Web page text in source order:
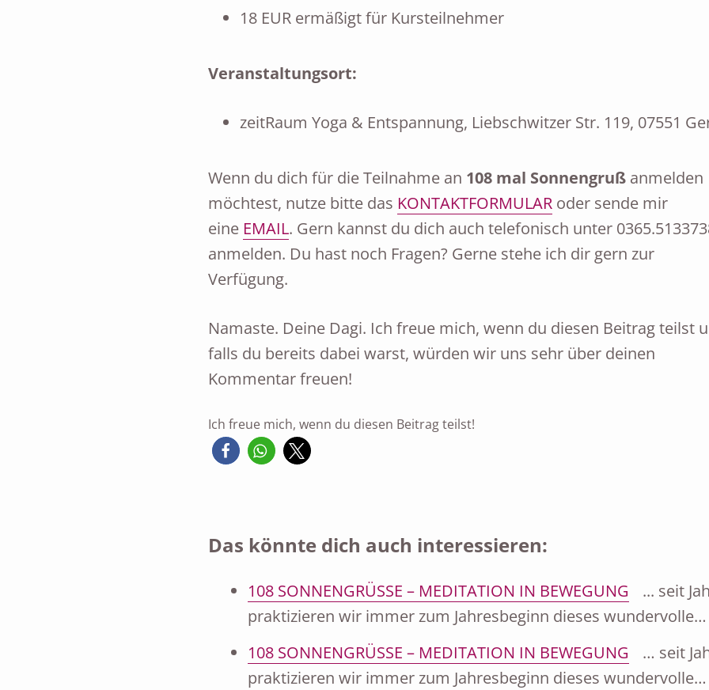
18 EUR ermäßigt für Kursteilnehmer
Veranstaltungsort:
zeitRaum Yoga & Entspannung, Liebschwitzer Str. 119, 07551
Wenn du dich für die Teilnahme an 108 mal Sonnengrußan­mel­den
möch­test, nutze bitte das KON­TAKT­FOR­MU­LARoder sende mir
eine EMAIL. Gern kannst du dich auch te­le­fo­nisch un­ter
an­mel­den. Du hast noch Fra­gen? Gerne stehe ich dir gern zur
Verfügung.
Na­maste. Deine Dagi. Ich freue mich, wenn du diesen Beitrag teilst
falls du bereits dabei warst, würden wir uns sehr über deinen
Kommentar freuen!
Ich freue mich, wenn du diesen Beitrag teilst!
Das könnte dich auch interessieren:
108 SONNENGRÜSSE – MEDITATION IN BEWEGUNG
... seit
praktizieren wir immer zum Jahresbeginn dieses wundervolle…
108 SONNENGRÜSSE – MEDITATION IN BEWEGUNG
… seit
praktizieren wir immer zum Jahresbeginn dieses wundervolle…